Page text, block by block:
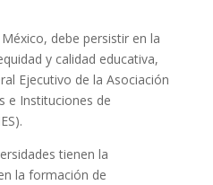
debe persistir en la
y calidad educativa,
Ejecutivo de la Asociación
e Instituciones de
tienen la
la formación de